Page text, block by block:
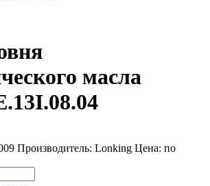
масла
Производитель: Lonking Цена: по